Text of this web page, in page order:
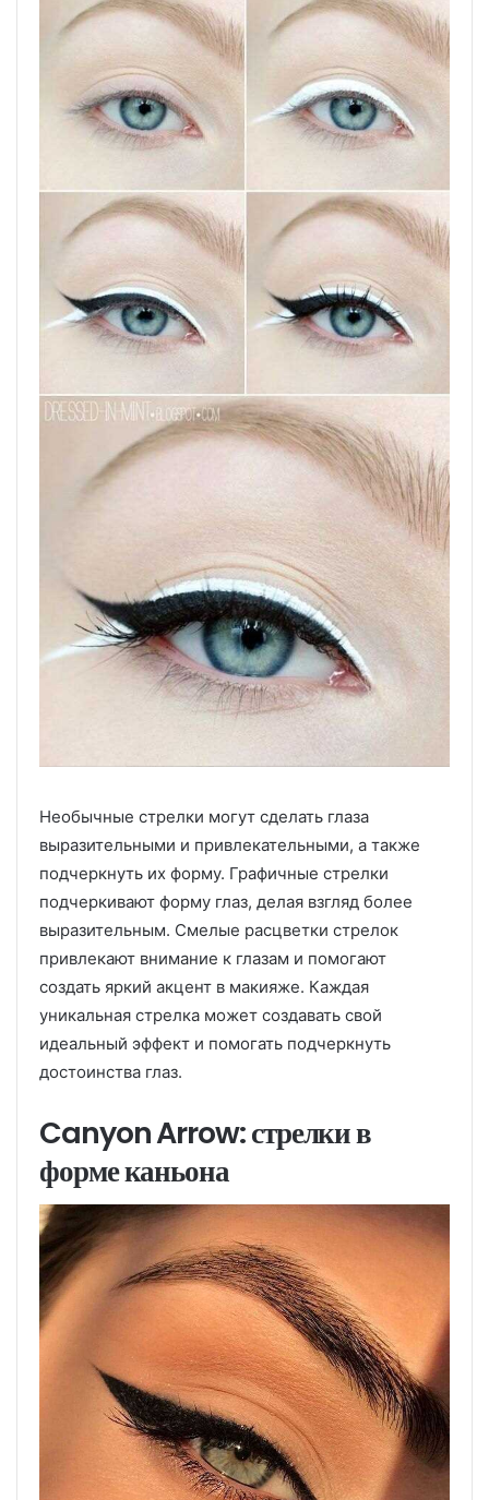
Необычные стрелки могут сделать глаза
выразительными и привлекательными, а также
подчеркнуть их форму. Графичные стрелки
подчеркивают форму глаз, делая взгляд более
выразительным. Смелые расцветки стрелок
привлекают внимание к глазам и помогают
создать яркий акцент в макияже. Каждая
уникальная стрелка может создавать свой
идеальный эффект и помогать подчеркнуть
достоинства глаз.
Canyon Arrow: стрелки в
форме каньона